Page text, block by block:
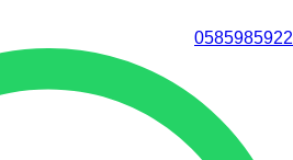
0585985922